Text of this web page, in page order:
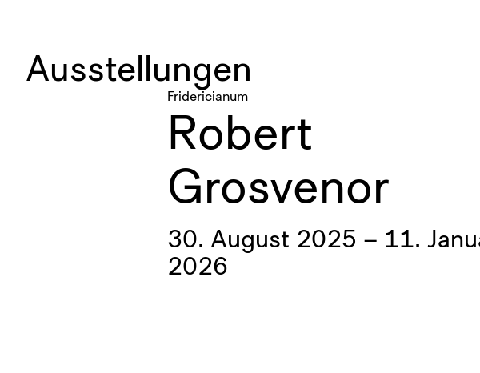
Ausstellungen
Fridericianum
Robert
Grosvenor
30. August 2025 – 11.
2026